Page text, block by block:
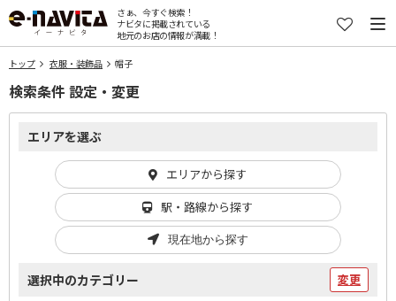
さぁ、今すぐ検索！
ナビタに掲載されている
地元のお店の情報が満載！
トップ 衣服・装飾品 帽子
検索条件 設定・変更
エリアを選ぶ
エリアから探す
駅・路線から探す
現在地から探す
選択中のカテゴリー 変更